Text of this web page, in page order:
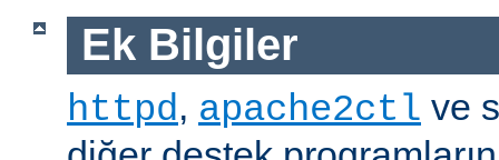
Ek Bilgiler
httpd, apache2ctl ve